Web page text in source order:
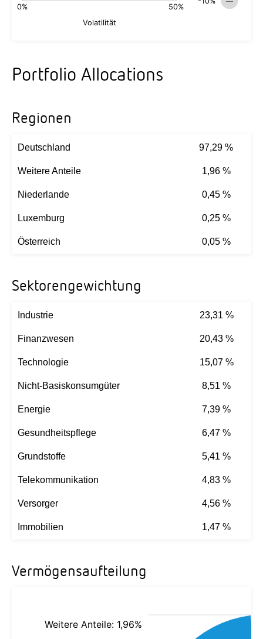
Portfolio Allocations
Regionen
Deutschland 97,29 %
Weitere Anteile 1,96 %
Niederlande 0,45 %
Luxemburg 0,25 %
Österreich 0,05 %
Sektorengewichtung
Industrie 23,31 %
Finanzwesen 20,43 %
Technologie 15,07 %
Nicht-Basiskonsumgüter 8,51 %
Energie 7,39 %
Gesundheitspflege 6,47 %
Grundstoffe 5,41 %
Telekommunikation 4,83 %
Versorger 4,56 %
Immobilien 1,47 %
Vermögensaufteilung